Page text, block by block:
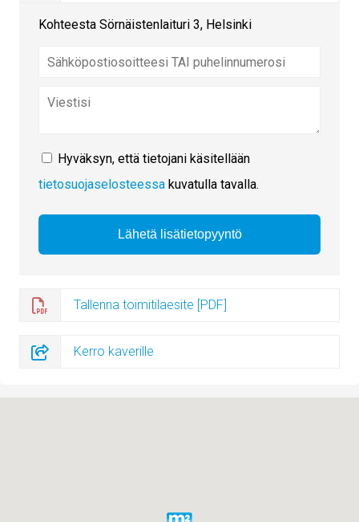
Kohteesta Sörnäistenlaituri 3, Helsinki
Hyväksyn, että tietojani käsitellään
tietosuojaselosteessa kuvatulla tavalla.
Tallenna toimitilaesite [PDF]
Kerro kaverille